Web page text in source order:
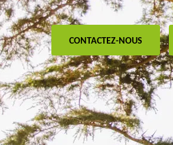
CONTACTEZ-NOUS